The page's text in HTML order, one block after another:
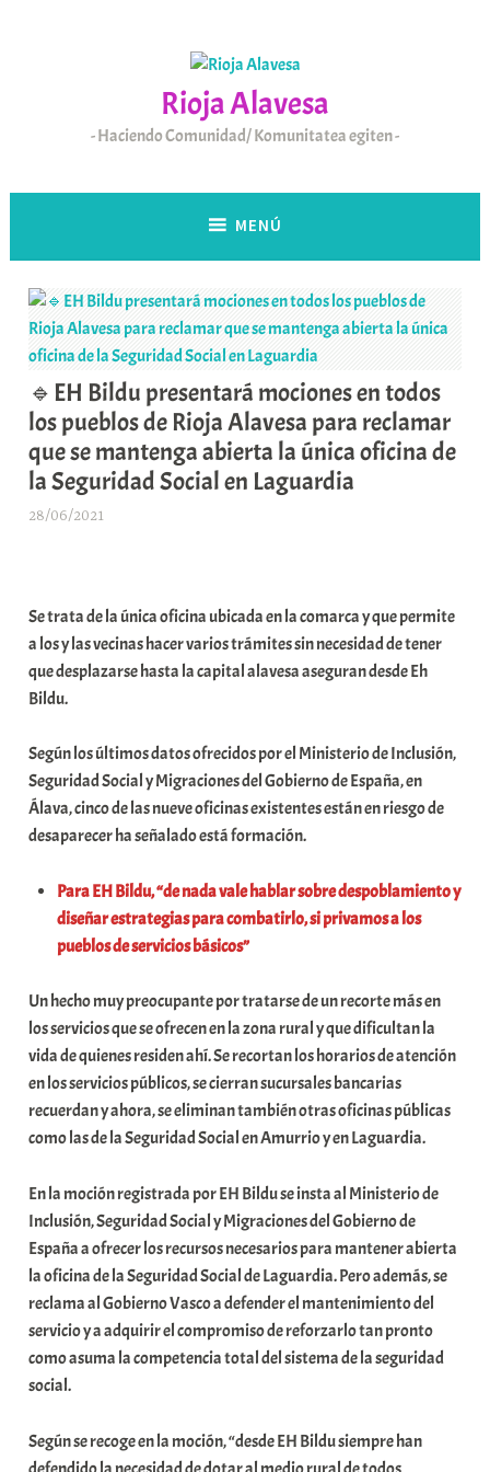
Rioja Alavesa
Haciendo Comunidad/ Komunitatea egiten
MENÚ
🔹EH Bildu presentará mociones en todos
los pueblos de Rioja Alavesa para reclamar
que se mantenga abierta la única oficina de
la Seguridad Social en Laguardia
28/06/2021
a
r
E
i
o
x
a
o
m
u
i
t
a
t
e
a
Se trata de la única oficina ubicada en la comarca y que permite
a los y las vecinas hacer varios trámites sin necesidad de tener
que desplazarse hasta la capital alavesa aseguran desde Eh
Bildu.
Según los últimos datos ofrecidos por el Ministerio de Inclusión,
Seguridad Social y Migraciones del Gobierno de España, en
Álava, cinco de las nueve oficinas existentes están en riesgo de
desaparecer ha señalado está formación.
Para EH Bildu, “de nada vale hablar sobre despoblamiento y
diseñar estrategias para combatirlo, si privamos a los
pueblos de servicios básicos”
Un hecho muy preocupante por tratarse de un recorte más en
los servicios que se ofrecen en la zona rural y que dificultan la
vida de quienes residen ahí. Se recortan los horarios de atención
en los servicios públicos, se cierran sucursales bancarias
recuerdan y ahora, se eliminan también otras oficinas públicas
como las de la Seguridad Social en Amurrio y en Laguardia.
En la moción registrada por EH Bildu se insta al Ministerio de
Inclusión, Seguridad Social y Migraciones del Gobierno de
España a ofrecer los recursos necesarios para mantener abierta
la oficina de la Seguridad Social de Laguardia. Pero además, se
reclama al Gobierno Vasco a defender el mantenimiento del
servicio y a adquirir el compromiso de reforzarlo tan pronto
como asuma la competencia total del sistema de la seguridad
social.
Según se recoge en la moción, “desde EH Bildu siempre han